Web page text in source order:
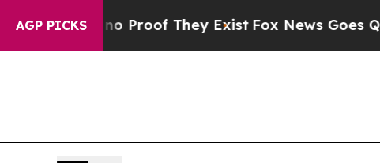
AGP PICKS
Offers no Proof They ExistFox News Goes Quiet